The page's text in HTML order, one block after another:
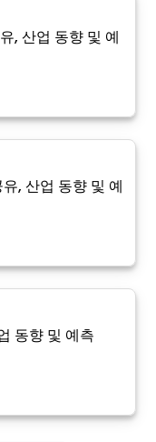
, 산업 동향 및 예
, 산업 동향 및 예
동향 및 예측